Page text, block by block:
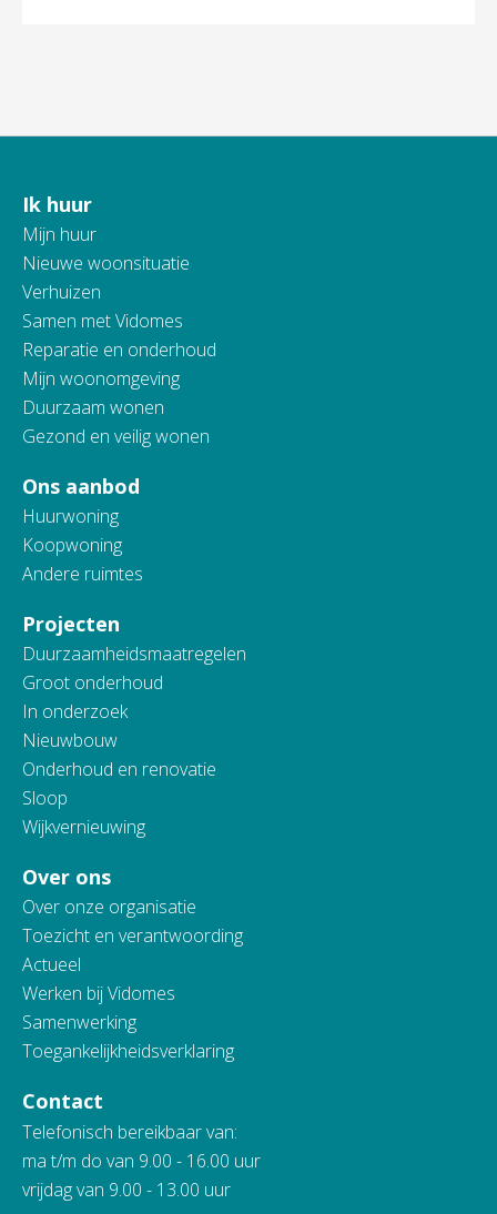
Contactinformatie
Ik huur
Mijn huur
Nieuwe woonsituatie
Verhuizen
Samen met Vidomes
Reparatie en onderhoud
Mijn woonomgeving
Duurzaam wonen
Gezond en veilig wonen
Ons aanbod
Huurwoning
Koopwoning
Andere ruimtes
Projecten
Duurzaamheidsmaatregelen
Groot onderhoud
In onderzoek
Nieuwbouw
Onderhoud en renovatie
Sloop
Wijkvernieuwing
Over ons
Over onze organisatie
Toezicht en verantwoording
Actueel
Werken bij Vidomes
Samenwerking
Toegankelijkheidsverklaring
Contact
Telefonisch bereikbaar van:
ma t/m do van 9.00 - 16.00 uur
vrijdag van 9.00 - 13.00 uur